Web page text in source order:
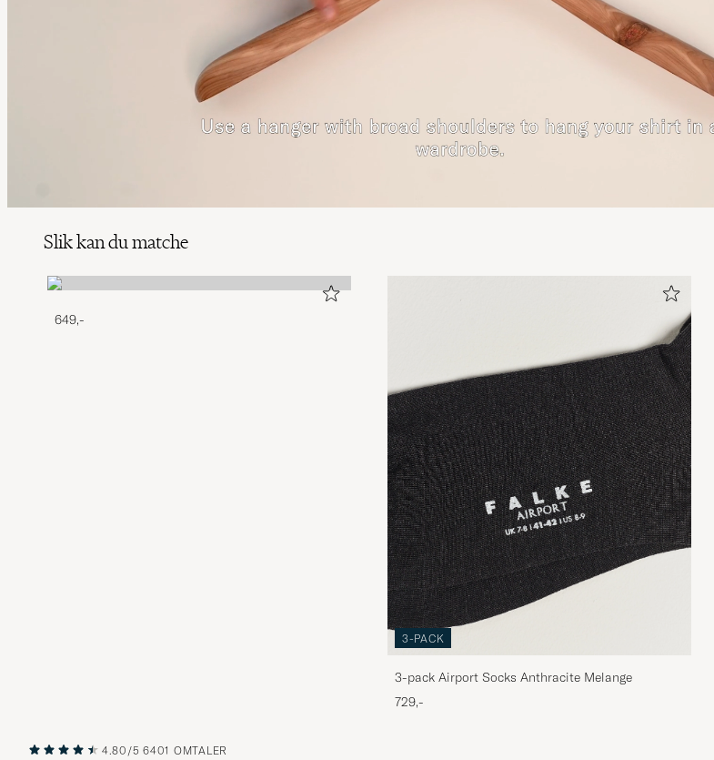
Slik kan du matche
649,-
3-PACK
3-pack Airport Socks Anthracite Melange
729,-
4.80/5 6401 OMTALER